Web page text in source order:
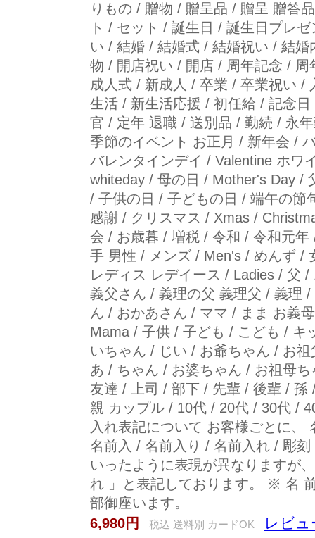
りもの / 贈物 / 贈呈品 / 贈呈 贈答
ト / セット / 誕生日 / 誕生日プレ
い / 結婚 / 結婚式 / 結婚祝い / 結
物 / 開店祝い / 開店 / 周年記念 /
成人式 / 新成人 / 卒業 / 卒業祝い /
生活 / 新生活応援 / 初任給 / 記念
官 / 定年 退職 / 送別品 / 勤続 / 永
季節のイベント お正月 / 新年会 /
バレンタインデイ / Valentine ホワ
whiteday / 母の日 / Mother's Day /
/ 子供の日 / 子どもの日 / 端午の節
感謝 / クリスマス / Xmas /
会 / お歳暮 / 増税 / 令和 / 令和元
手 男性 / メンズ / Men's / めんず /
レディス レデイース / Ladies / 父
義父さん / 義理の父 義理父 / 義理
ん / おかあさん / ママ / まま お義
Mama / 子供 / 子ども / こども / キ
いちゃん / じい / お爺ちゃん / お
あ / ちゃん / お婆ちゃん / お祖母
友達 / 上司 / 部下 / 先輩 / 後輩 /
親 カップル / 10代 / 20代 / 30代 /
入れ表記について お客様ごとに
名前入 / 名前入り / 名前入れ / 彫
いったように表現が異なりますが
れ 」と表記しております。 ※ 名
部御座います。
6,980円
税込 送料別 カードOK レビュ